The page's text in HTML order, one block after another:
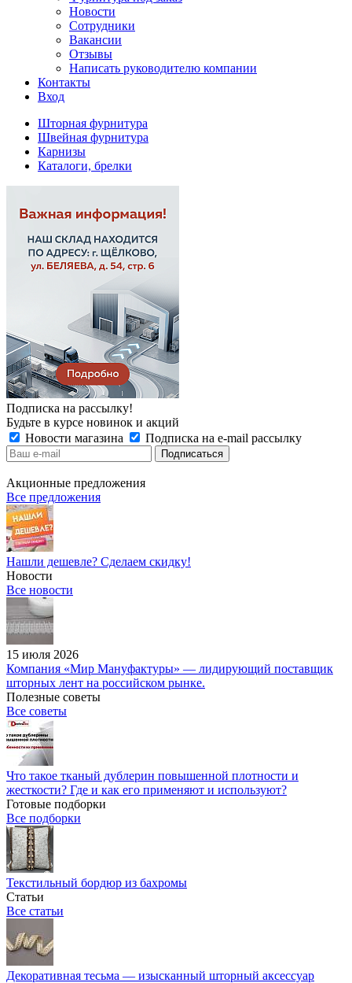
Новости
Сотрудники
Вакансии
Отзывы
Написать руководителю компании
Контакты
Вход
Шторная фурнитура
Швейная фурнитура
Карнизы
Каталоги, брелки
Подписка на рассылку!
Будьте в курсе новинок и акций
Новости магазина
Подписка на e-mail рассылку
Акционные предложения
Все предложения
Нашли дешевле? Сделаем скидку!
Новости
Все новости
15 июля 2026
Компания «Мир Мануфактуры» — лидирующий поставщик
шторных лент на российском рынке.
Полезные советы
Все советы
Что такое тканый дублерин повышенной плотности и
жесткости? Где и как его применяют и используют?
Готовые подборки
Все подборки
Текстильный бордюр из бахромы
Статьи
Все статьи
Декоративная тесьма — изысканный шторный аксессуар